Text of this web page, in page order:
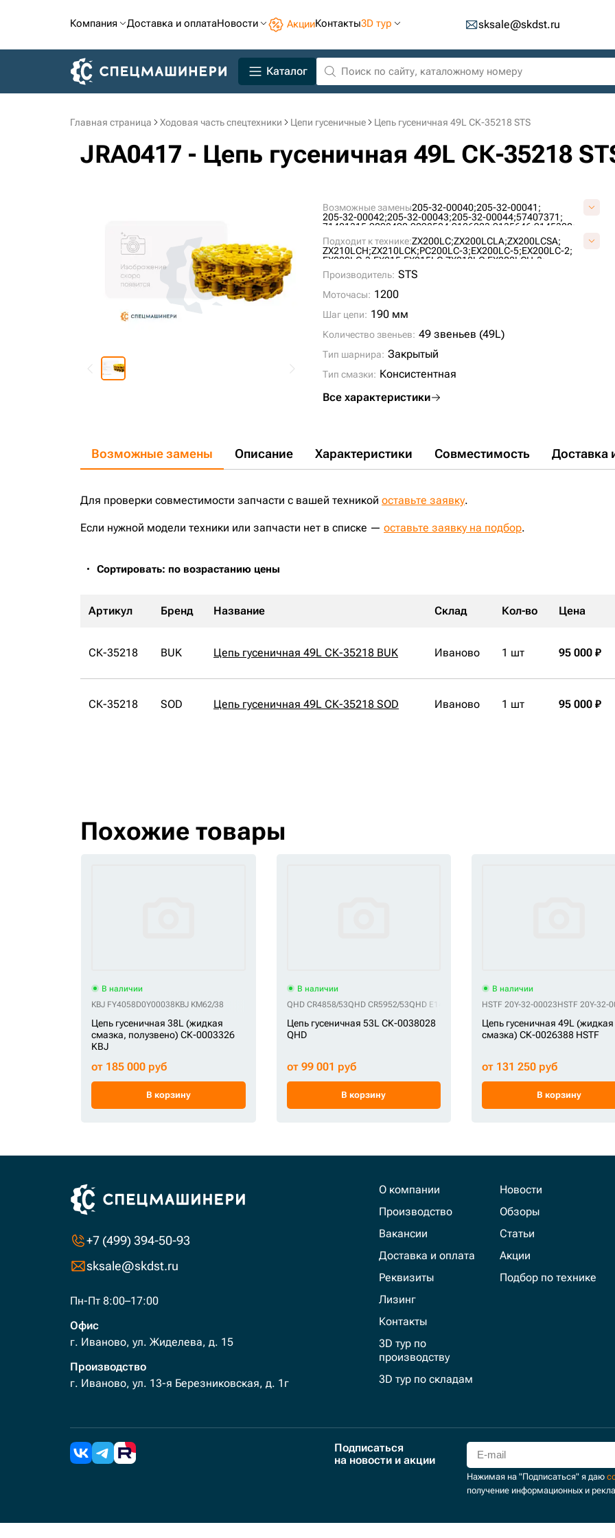
Компания Доставка и оплатаНовости АкцииКонтакты3D тур sksale@skdst.ru
Каталог
Главная страница Ходовая часть спецтехники Цепи гусеничные Цепь гусеничная 49L СК-35218 STS
JRA0417 - Цепь гусеничная 49L СК-35218
Возможные замены205-32-00040;205-32-00041;
205-32-00042;205-32-00043;205-32-00044;57407371;
71401315;9098490;9098504;9126223;9135646;9145320;
9173007;
AT214386; E1569801M00049;F2242367;
H2542312;JRA0417;KM1170/49;KM64/49;P2242367F;
P2542312H;SI718/49;U10246/49;VE15690849;
Подходит к технике:ZX200LC;ZX200LCLA;ZX200LCSA;
ZX210LCH;ZX210LCK;PC200LC-3;EX200LC-5;EX200LC-2;
EX200LC-3;EX215;EX215LC;ZX210LC;EX200LCH-3;
200C-LC;
200D-LC;200LC;
RH 6.5;1188LC;
Производитель: STS
Моточасы: 1200
Шаг цепи: 190 мм
Количество звеньев: 49 звеньев (49L)
Тип шарнира: Закрытый
Тип смазки: Консистентная
Все характеристики
Возможные замены Описание Характеристики Совместимость Доставка
Для проверки совместимости запчасти с вашей техникой оставьте заявку.
Если нужной модели техники или запчасти нет в списке — оставьте заявку на подбор.
Сортировать: по возрастанию цены
Артикул Бренд Название Склад Кол-во Цена
СК-35218 BUK Цепь гусеничная 49L СК-35218 BUK Иваново 1 шт 95 000 ₽
СК-35218 SOD Цепь гусеничная 49L СК-35218 SOD Иваново 1 шт 95 000 ₽
Похожие товары
В наличии
KBJ FY4058D0Y00038KBJ KM62/38
Цепь гусеничная 38L (жидкая
смазка, полузвено) СК-0003326
KBJ
от 185 000 руб
В корзину
В наличии
QHD CR4858/53QHD CR5952/53QHD E14046B3M00053QHD F14048B3Y00053QHD
Цепь гусеничная 53L СК-0038028
QHD
от 99 001 руб
В корзину
В наличии
HSTF 20Y-32-00023HSTF 20Y-32-
Цепь гусеничная 49L (жидкая
смазка) СК-0026388 HSTF
от 131 250 руб
В корзину
+7 (499) 394-50-93
sksale@skdst.ru
Пн-Пт 8:00–17:00
Офис
г. Иваново, ул. Жиделева, д. 15
Производство
г. Иваново, ул. 13-я Березниковская, д. 1г
О компании
Производство
Вакансии
Доставка и оплата
Реквизиты
Лизинг
Контакты
3D тур по
производству
3D тур по складам
Новости
Обзоры
Статьи
Акции
Подбор по технике
Подписаться
на новости и акции
Нажимая на "Подписаться" я даю
получение информационных и